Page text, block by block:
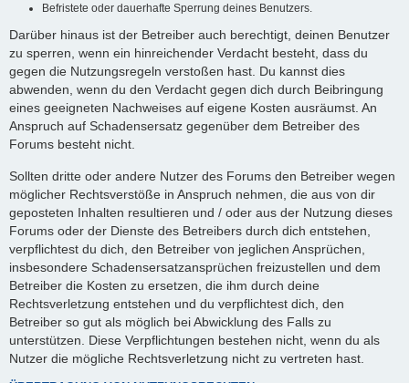
Befristete oder dauerhafte Sperrung deines Benutzers.
Darüber hinaus ist der Betreiber auch berechtigt, deinen Benutzer
zu sperren, wenn ein hinreichender Verdacht besteht, dass du
gegen die Nutzungsregeln verstoßen hast. Du kannst dies
abwenden, wenn du den Verdacht gegen dich durch Beibringung
eines geeigneten Nachweises auf eigene Kosten ausräumst. An
Anspruch auf Schadensersatz gegenüber dem Betreiber des
Forums besteht nicht.
Sollten dritte oder andere Nutzer des Forums den Betreiber wegen
möglicher Rechtsverstöße in Anspruch nehmen, die aus von dir
geposteten Inhalten resultieren und / oder aus der Nutzung dieses
Forums oder der Dienste des Betreibers durch dich entstehen,
verpflichtest du dich, den Betreiber von jeglichen Ansprüchen,
insbesondere Schadensersatzansprüchen freizustellen und dem
Betreiber die Kosten zu ersetzen, die ihm durch deine
Rechtsverletzung entstehen und du verpflichtest dich, den
Betreiber so gut als möglich bei Abwicklung des Falls zu
unterstützen. Diese Verpflichtungen bestehen nicht, wenn du als
Nutzer die mögliche Rechtsverletzung nicht zu vertreten hast.